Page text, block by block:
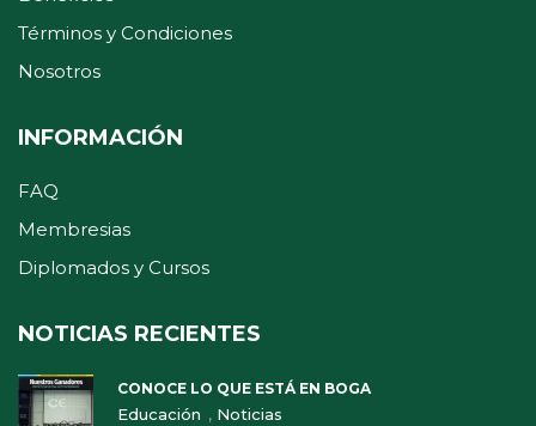
Términos y Condiciones
Nosotros
INFORMACIÓN
FAQ
Membresias
Diplomados y Cursos
NOTICIAS RECIENTES
CONOCE LO QUE ESTÁ EN BOGA
Educación , Noticias